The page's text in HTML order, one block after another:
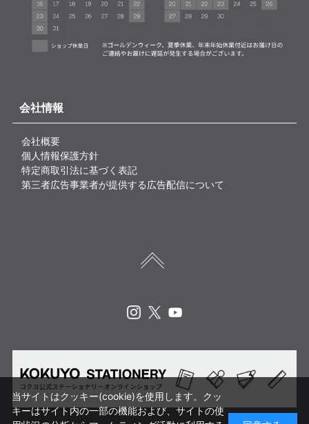
会社情報
会社概要
個人情報保護方針
特定商取引法に基づく表記
第三者広告事業者が提供する広告配信について
当サイトはクッキー(cookie)を使用します。クッ
キーはサイト内の一部の機能および、サイトの使